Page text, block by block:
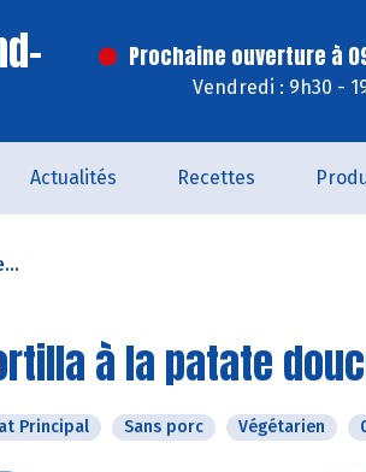
Prochaine ouverture à
Vendredi : 9h30 -
Actualités Recettes
à la patate
Principal Sans porc Végétarien